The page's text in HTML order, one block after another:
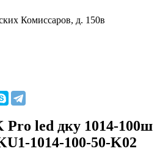
Комиссаров, д. 150в
led дку 1014-100ш
1014-100-50-K02